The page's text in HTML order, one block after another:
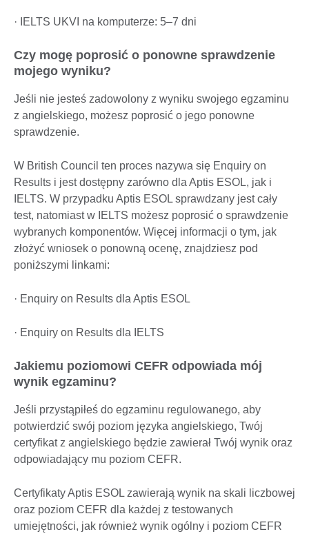
· IELTS UKVI na komputerze: 5–7 dni
Czy mogę poprosić o ponowne sprawdzenie
mojego wyniku?
Jeśli nie jesteś zadowolony z wyniku swojego egzaminu
z angielskiego, możesz poprosić o jego ponowne
sprawdzenie.
W British Council ten proces nazywa się Enquiry on
Results i jest dostępny zarówno dla Aptis ESOL, jak i
IELTS. W przypadku Aptis ESOL sprawdzany jest cały
test, natomiast w IELTS możesz poprosić o sprawdzenie
wybranych komponentów. Więcej informacji o tym, jak
złożyć wniosek o ponowną ocenę, znajdziesz pod
poniższymi linkami:
· Enquiry on Results dla Aptis ESOL
· Enquiry on Results dla IELTS
Jakiemu poziomowi CEFR odpowiada mój
wynik egzaminu?
Jeśli przystąpiłeś do egzaminu regulowanego, aby
potwierdzić swój poziom języka angielskiego, Twój
certyfikat z angielskiego będzie zawierał Twój wynik oraz
odpowiadający mu poziom CEFR.
Certyfikaty Aptis ESOL zawierają wynik na skali liczbowej
oraz poziom CEFR dla każdej z testowanych
umiejętności, jak również wynik ogólny i poziom CEFR